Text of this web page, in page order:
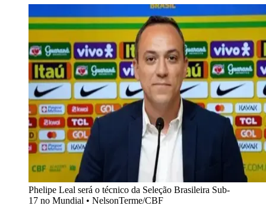
Phelipe Leal será o técnico da Seleção Brasileira Sub-
17 no Mundial • NelsonTerme/CBF